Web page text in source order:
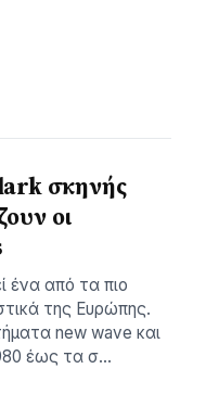
σκηνής
οι
ένα από τα πιο
της Ευρώπης.
new wave και
έως τα σ…